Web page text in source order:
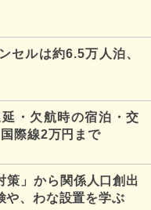
セルは約6.5万人泊、
・欠航時の宿泊・交
際線2万円まで
策」から関係人口創出
や、わな設置を学ぶ